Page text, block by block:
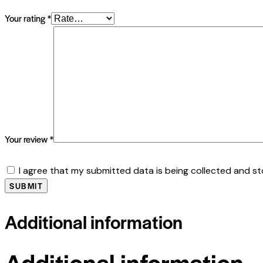
Your rating*
Your review*
I agree that my submitted data is being collected and
Additional information